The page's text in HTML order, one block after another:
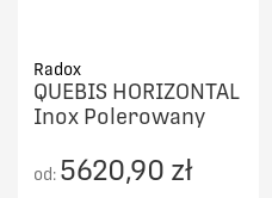
Radox
QUEBIS HORIZONTAL
Inox Polerowany
od: 5620,90 zł